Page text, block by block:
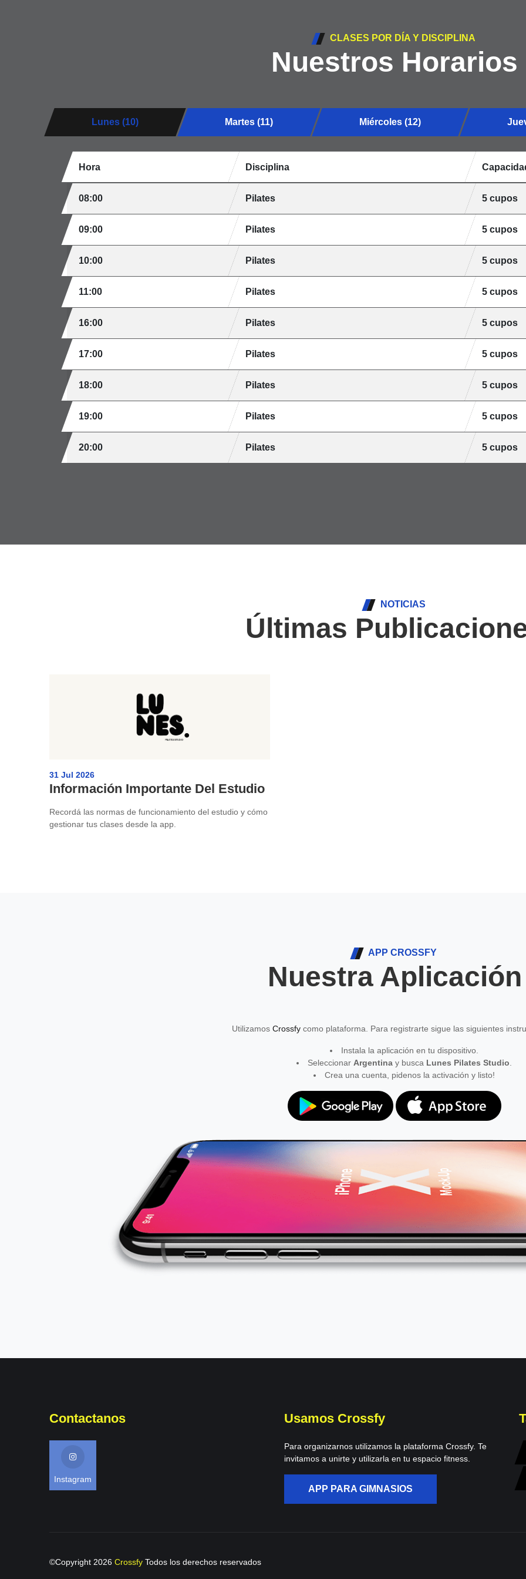
CLASES POR DÍA Y DISCIPLINA
Nuestros Horarios
Lunes (10) Martes (11) Miércoles (12)
Hora Disciplina
08:00 Pilates 5 cupos
09:00 Pilates 5 cupos
10:00 Pilates 5 cupos
11:00 Pilates 5 cupos
16:00 Pilates 5 cupos
17:00 Pilates 5 cupos
18:00 Pilates 5 cupos
19:00 Pilates 5 cupos
20:00 Pilates 5 cupos
NOTICIAS
Últimas
31 Jul 2026
Información Importante Del Estudio
Recordá las normas de funcionamiento del estudio y cómo
gestionar tus clases desde la app.
APP CROSSFY
Nuestra Aplicación
Utilizamos Crossfy como plataforma. Para registrarte sigue las siguientes
Instala la aplicación en tu dispositivo.
Seleccionar Argentinay busca Lunes Pilates Studio
Crea una cuenta, pidenos la activación y listo!
Contactanos
Instagram
Usamos Crossfy
Para organizarnos utilizamos la plataforma Crossfy. Te
invitamos a unirte y utilizarla en tu espacio fitness.
APP PARA GIMNASIOS
©Copyright 2026 Crossfy Todos los derechos reservados